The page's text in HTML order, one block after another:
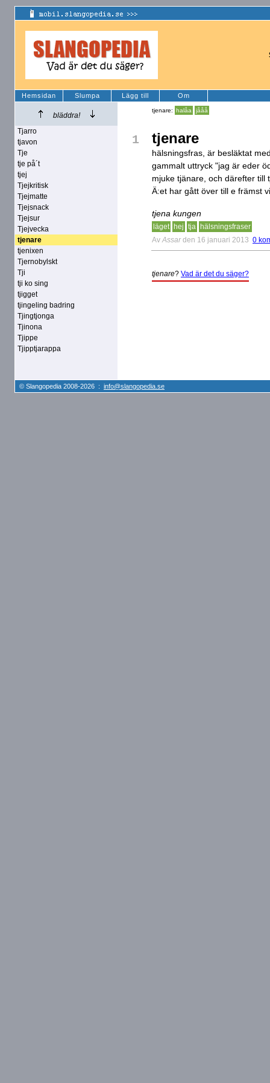
Hemsidan Slumpa Lägg till Om
bläddra!
Tjarro
tjavon
Tje
tje på´t
tjej
Tjejkritisk
Tjejmatte
Tjejsnack
Tjejsur
Tjejvecka
tjenare
tjenixen
Tjernobylskt
Tji
tji ko sing
tjigget
tjingeling badring
Tjingtjonga
Tjinona
Tjippe
Tjipptjarappa
tjenare: halåa jååå
1 tjenare
hälsningsfras, är besläktat
gammalt uttryck "jag är eder
mjuke tjänare, och därefter till
Ä:et har gått över till e främst
tjena kungen
läget hej tja
hälsningsfraser
Av Assar den 16 januari 2013 0
tjenare? Vad är det du säger?
© Slangopedia 2008-2026 : info@slangopedia.se